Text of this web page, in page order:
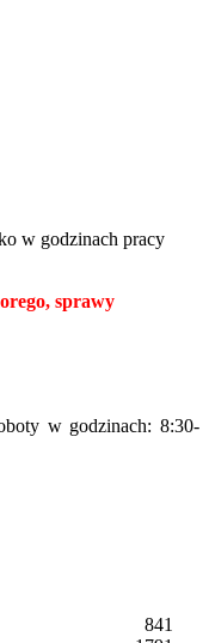
w godzinach pracy
sprawy
w godzinach: 8:30-
841